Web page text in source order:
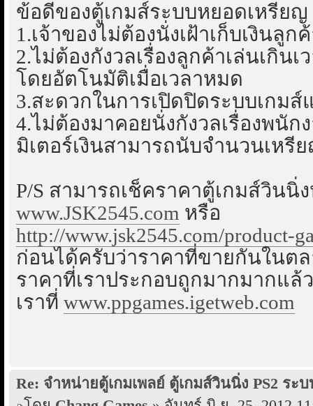
ข้อดีของตู้เกมส์ระบบหยอดเหรียญ
1.เจ้าของไม่ต้องนั่งเฝ้าเก็บเงินลู
2.ไม่ต้องกังวลเรื่องลูกค้าเล่นเกินเ
โดยอัตโนมัติเมื่อเวลาหมด
3.สะดวกในการเปิดปิดระบบเกมส์
4.ไม่ต้องมาคอยนั่งกังวลเรื่องพนัก
มิเตอร์เงินสามารถนับจำนวนเหรี
P/S สามารถเช็คราคาตู้เกมส์วินนิ่
www.JSK2545.com หรือ
http://www.jsk2545.com/product-
ก่อนได้ครับว่าราคาที่ขายกันในต
ราคาที่เราประกอบถูกมากมากแล้
เราที่ www.ppgames.igetweb.com
Re: จำหน่ายตู้เกมเพลย์ ตู้เกมส์วินนิ่ง PS2 ระ